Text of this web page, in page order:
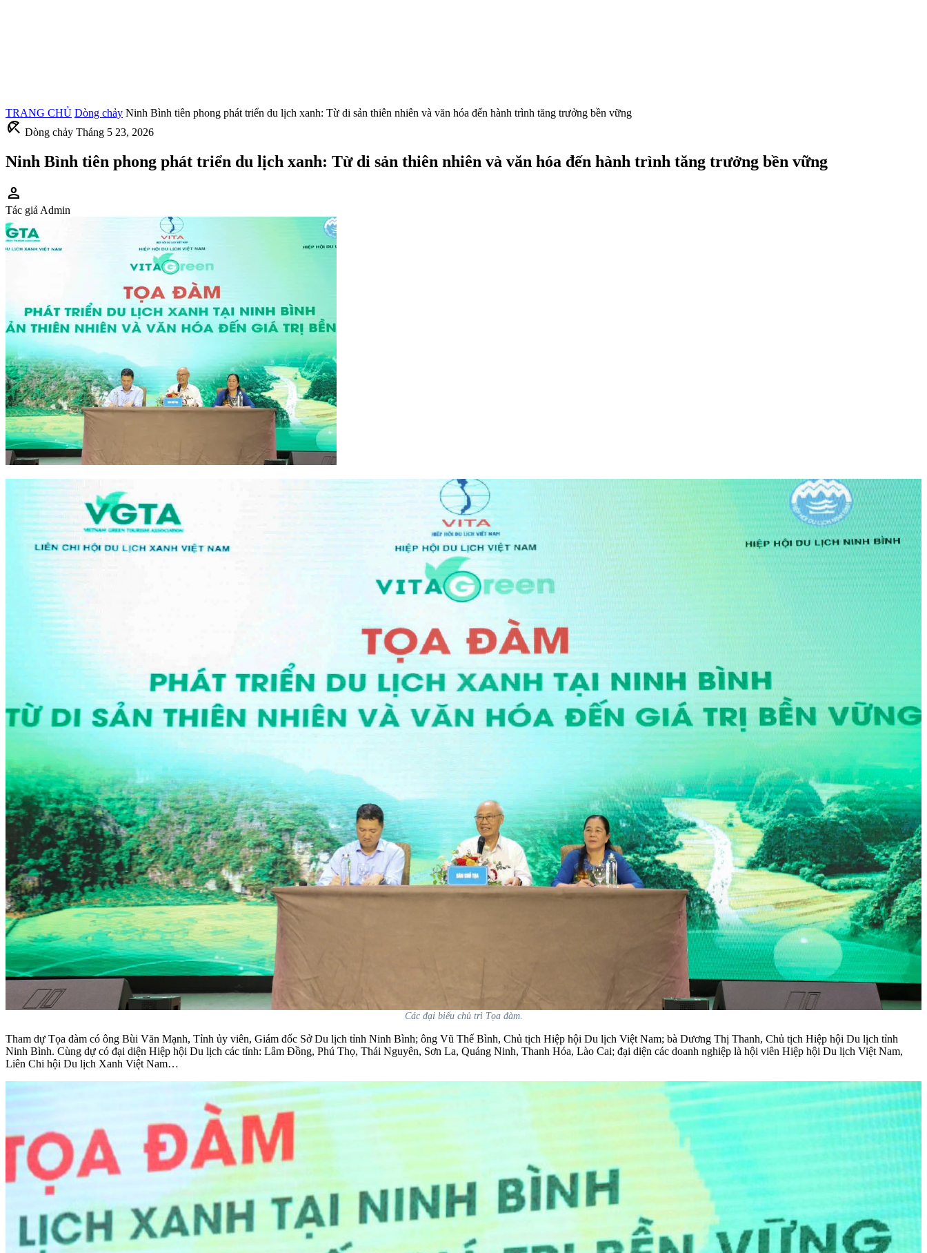
TRANG CHỦ Dòng chảy Ninh Bình tiên phong phát triển du lịch xanh: Từ di sản thiên nhiên và văn hóa đến hành trình tăng trưởng bền vững
beach_access Dòng chảy Tháng 5 23, 2026
Ninh Bình tiên phong phát triển du lịch xanh: Từ di sản thiên nhiên và văn hóa đến hành trình tăng trưởng bền vững
person
Tác giả Admin
Các đại biểu chủ trì Tọa đàm.
Tham dự Tọa đàm có ông Bùi Văn Mạnh, Tỉnh ủy viên, Giám đốc Sở Du lịch tỉnh Ninh Bình; ông Vũ Thế Bình, Chủ tịch Hiệp hội Du lịch Việt Nam; bà Dương Thị Thanh, Chủ tịch Hiệp hội Du lịch tỉnh
Ninh Bình. Cùng dự có đại diện Hiệp hội Du lịch các tỉnh: Lâm Đồng, Phú Thọ, Thái Nguyên, Sơn La, Quảng Ninh, Thanh Hóa, Lào Cai; đại diện các doanh nghiệp là hội viên Hiệp hội Du lịch Việt Nam,
Liên Chi hội Du lịch Xanh Việt Nam…